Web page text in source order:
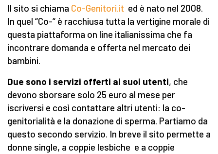
Il sito si chiama Co-Genitori.it ed è nato nel 2008.
In quel “Co-“ è racchiusa tutta la vertigine morale di
questa piattaforma on line italianissima che fa
incontrare domanda e offerta nel mercato dei
bambini.
Due sono i servizi offerti ai suoi utenti, che
devono sborsare solo 25 euro al mese per
iscriversi e così contattare altri utenti: la co-
genitorialità e la donazione di sperma. Partiamo da
questo secondo servizio. In breve il sito permette a
donne single, a coppie lesbiche e a coppie